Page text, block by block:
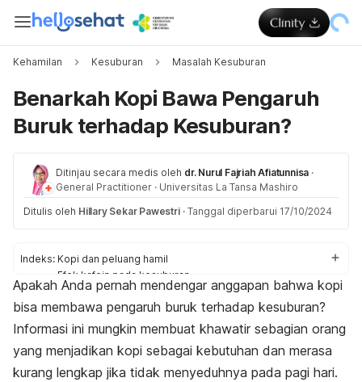
Kehamilan Kesuburan Masalah Kesuburan
Benarkah Kopi Bawa Pengaruh
Buruk terhadap Kesuburan?
Ditinjau secara medis oleh dr. Nurul Fajriah Afiatunnisa ·
General Practitioner · Universitas La Tansa Mashiro
Ditulis oleh Hillary Sekar Pawestri · Tanggal diperbarui 17/10/2024
Indeks: Kopi dan peluang hamil
Efek kafein pada kesuburan
Tips minum kopi
Apakah Anda pernah mendengar anggapan bahwa kopi
bisa membawa pengaruh buruk terhadap kesuburan?
Informasi ini mungkin membuat khawatir sebagian orang
yang menjadikan kopi sebagai kebutuhan dan merasa
kurang lengkap jika tidak menyeduhnya pada pagi hari.